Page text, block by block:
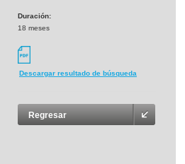
Duración:
18 meses
Descargar resultado de búsqueda
Regresar